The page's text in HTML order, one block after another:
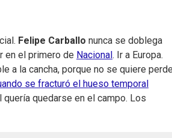
Felipe Carballo nunca se doblega
en el primero de Nacional . Ir a Europa.
a la cancha, porque no se quiere
se fracturó el hueso temporal
quedarse en el campo. Los